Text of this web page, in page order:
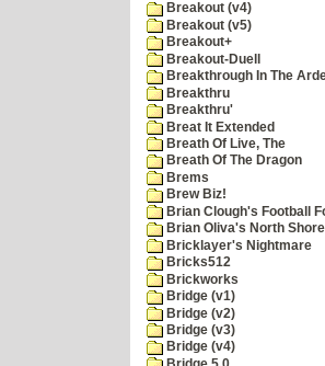
Breakout (v4)
Breakout (v5)
Breakout+
Breakout-Duell
Breakthrough In The
Breakthru
Breakthru'
Breat It Extended
Breath Of Live, The
Breath Of The Dragon
Brems
Brew Biz!
Brian Clough's Football
Brian Oliva's North
Bricklayer's Nightmare
Bricks512
Brickworks
Bridge (v1)
Bridge (v2)
Bridge (v3)
Bridge (v4)